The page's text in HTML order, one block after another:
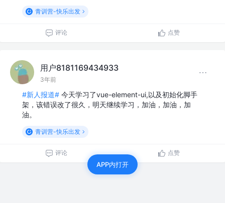
青训营-快乐出发
评论 点赞
用户8181169434933
3年前
#新人报道# 今天学习了vue-element-ui,以及初始化脚手
架，该错误改了很久，明天继续学习，加油，加油，加
油。
青训营-快乐出发
评论 点赞
APP内打开